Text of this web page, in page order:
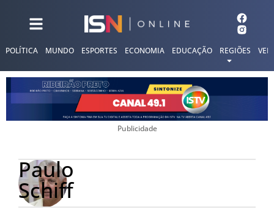
POLÍTICA MUNDO ESPORTES ECONOMIA EDUCAÇÃO REGIÕES
Publicidade
Paulo
Schiff